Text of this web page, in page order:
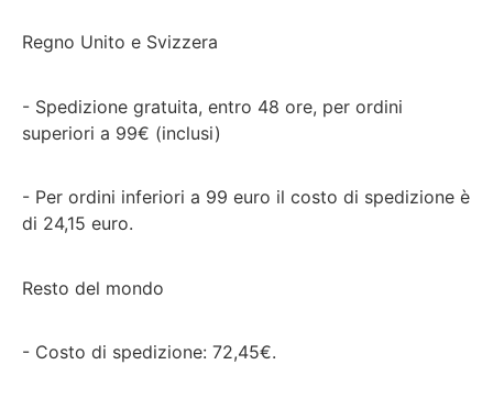
Regno Unito e Svizzera
- Spedizione gratuita, entro 48 ore, per ordini
superiori a 99€ (inclusi)
- Per ordini inferiori a 99 euro il costo di spedizione è
di 24,15 euro.
Resto del mondo
- Costo di spedizione: 72,45€.